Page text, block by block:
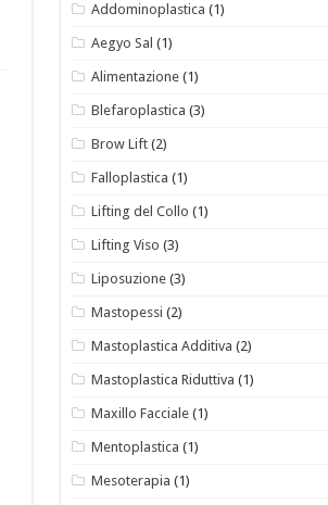
Addominoplastica (1)
Aegyo Sal (1)
Alimentazione (1)
Blefaroplastica (3)
Brow Lift (2)
Falloplastica (1)
Lifting del Collo (1)
Lifting Viso (3)
Liposuzione (3)
Mastopessi (2)
Mastoplastica Additiva (2)
Mastoplastica Riduttiva (1)
Maxillo Facciale (1)
Mentoplastica (1)
Mesoterapia (1)